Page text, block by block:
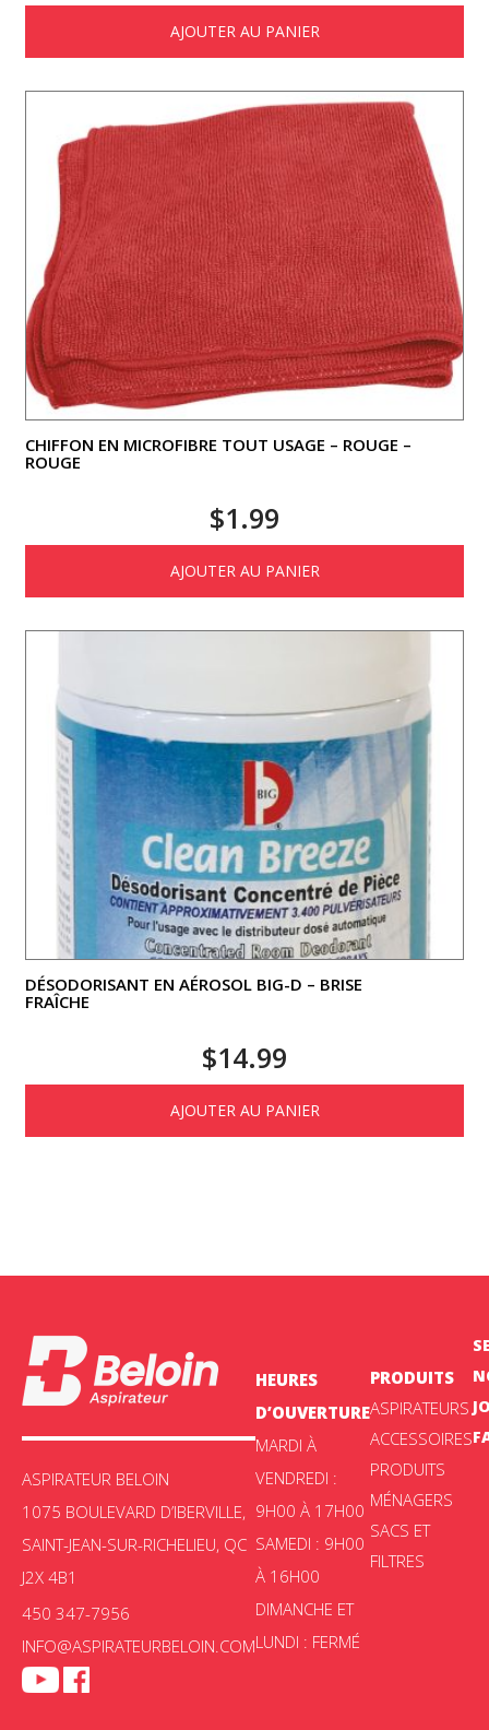
AJOUTER AU PANIER
CHIFFON EN MICROFIBRE TOUT USAGE – ROUGE –
ROUGE
$1.99
AJOUTER AU PANIER
DÉSODORISANT EN AÉROSOL BIG-D – BRISE
FRAÎCHE
$14.99
AJOUTER AU PANIER
ASPIRATEUR BELOIN
1075 BOULEVARD D’IBERVILLE,
SAINT-JEAN-SUR-RICHELIEU, QC
J2X 4B1
450 347-7956
INFO@ASPIRATEURBELOIN.COM
HEURES
D’OUVERTURE
MARDI À
VENDREDI :
9H00 À 17H00
SAMEDI : 9H00
À 16H00
DIMANCHE ET
LUNDI : FERMÉ
PRODUITS
ASPIRATEURS
ACCESSOIRES
PRODUITS
MÉNAGERS
SACS ET
FILTRES